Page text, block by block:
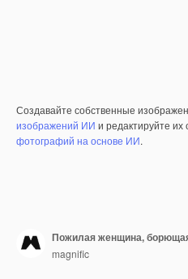
Создавайте собственные
изображений ИИ и редактируйте
фотографий на основе ИИ.
Пожилая женщина,
magnific